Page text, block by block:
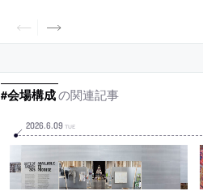
#会場構成の関連記事
2026.6.09 TUE